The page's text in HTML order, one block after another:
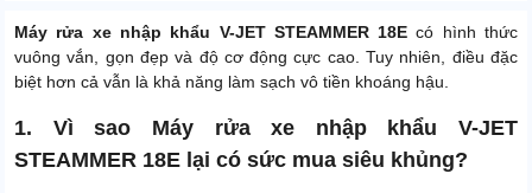
Máy rửa xe nhập khẩu V-JET STEAMMER 18Ecó hình thức
vuông vắn, gọn đẹp và độ cơ động cực cao. Tuy nhiên, điều đặc
biệt hơn cả vẫn là khả năng làm sạch vô tiền khoáng hậu.
1. Vì sao Máy rửa xe nhập khẩu V-JET
STEAMMER 18E lại có sức mua siêu khủng?